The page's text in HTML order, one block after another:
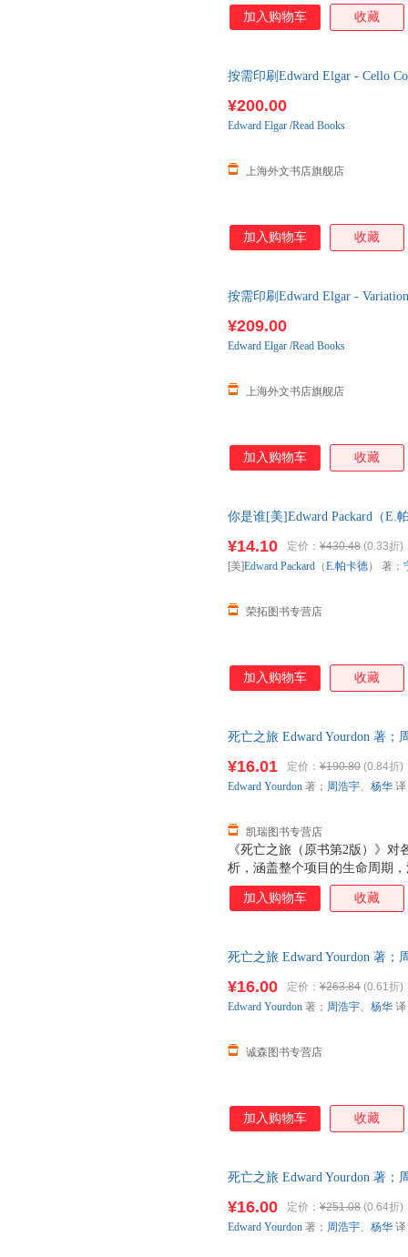
加入购物车 收藏
按需印刷Edward Elgar - Cello
¥200.00
上海外文书店旗舰店
Edward Elgar /Read Books
加入购物车 收藏
按需印刷Edward Elgar -
¥209.00
上海外文书店旗舰店
Edward Elgar /Read Books
加入购物车 收藏
你是谁[美]Edward Packard（E.
¥14.10 定价： ¥430.48 (0.33折)
荣拓图书专营店
[美]Edward Packard （E.帕卡德） 著；
加入购物车 收藏
死亡之旅 Edward Yourdon 著
《死亡之旅（原书第2版）》
析，涵盖整个项目的生命周期
与者所面临的所有关键问题：
具，提供了行之有效的解决方
找到现实而适用的解决方案。
¥16.01 定价： ¥190.80 (0.84折)
凯瑞图书专营店
Edward Yourdon 著； 周浩宇、 杨华 译
加入购物车 收藏
死亡之旅 Edward Yourdon 著
¥16.00 定价： ¥263.84 (0.61折)
诚森图书专营店
Edward Yourdon 著； 周浩宇、 杨华 译
加入购物车 收藏
死亡之旅 Edward Yourdon 著
¥16.00 定价： ¥251.08 (0.64折)
Edward Yourdon 著； 周浩宇、 杨华 译